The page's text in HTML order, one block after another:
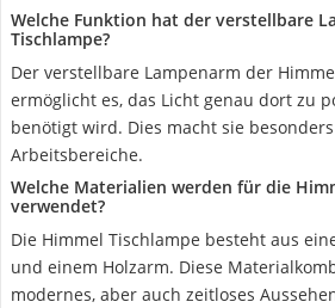
Welche Funktion hat der verstellbare
Tischlampe?
Der verstellbare Lampenarm der
ermöglicht es, das Licht genau dort zu
benötigt wird. Dies macht sie
Arbeitsbereiche.
Welche Materialien werden für die
verwendet?
Die Himmel Tischlampe besteht aus
und einem Holzarm. Diese
modernes, aber auch zeitloses